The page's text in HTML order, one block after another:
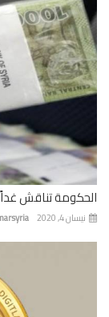
تناقش غداً
emmarsyria 4, 2020